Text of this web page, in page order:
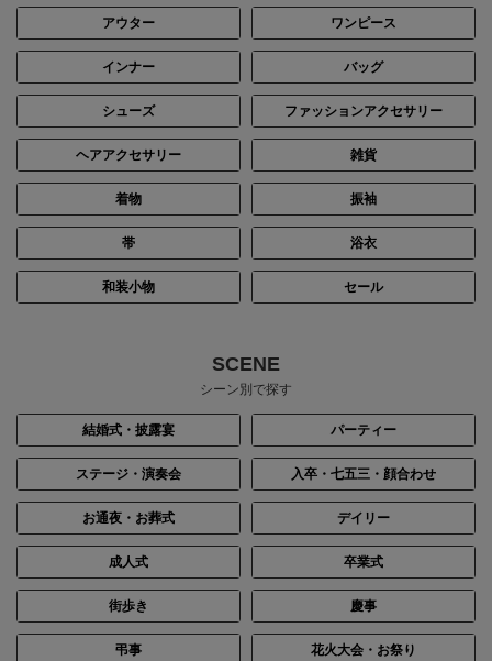
アウター ワンピース
インナー バッグ
シューズ ファッションアクセサリー
ヘアアクセサリー 雑貨
着物 振袖
帯 浴衣
和装小物 セール
SCENE
シーン別で探す
結婚式・披露宴 パーティー
ステージ・演奏会 入卒・七五三・顔合わせ
お通夜・お葬式 デイリー
成人式 卒業式
街歩き 慶事
弔事 花火大会・お祭り